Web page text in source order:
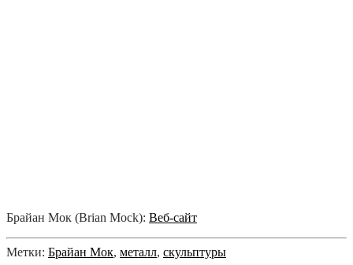
Брайан Мок (Brian Mock): Веб-сайт
Метки: Брайан Мок, металл, скульптуры